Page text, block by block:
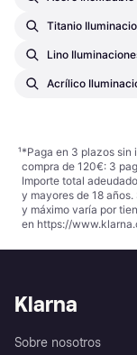
Titanio
Lino
Acrílico
¹*Paga en 3 plazos sin
compra de 120€: 3
Importe total
y mayores de 18
y máximo varía por
en https://
Klarna
Sobre nosotros